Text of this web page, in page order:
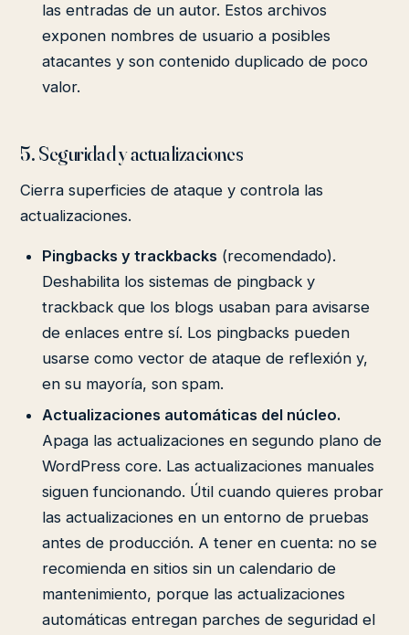
las entradas de un autor. Estos archivos
exponen nombres de usuario a posibles
atacantes y son contenido duplicado de poco
valor.
5. Seguridad y actualizaciones
Cierra superficies de ataque y controla las
actualizaciones.
Pingbacks y trackbacks (recomendado).
Deshabilita los sistemas de pingback y
trackback que los blogs usaban para avisarse
de enlaces entre sí. Los pingbacks pueden
usarse como vector de ataque de reflexión y,
en su mayoría, son spam.
Actualizaciones automáticas del núcleo.
Apaga las actualizaciones en segundo plano de
WordPress core. Las actualizaciones manuales
siguen funcionando. Útil cuando quieres probar
las actualizaciones en un entorno de pruebas
antes de producción. A tener en cuenta: no se
recomienda en sitios sin un calendario de
mantenimiento, porque las actualizaciones
automáticas entregan parches de seguridad el